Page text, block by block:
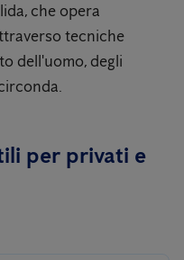
che opera
tecniche
dell'uomo, degli
per privati ​​e